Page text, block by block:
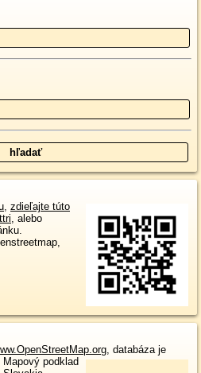
, zdieľajte túto
, alebo
, databáza je
Mapový podklad